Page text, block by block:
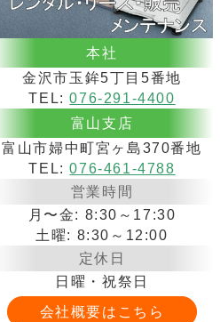
本社
金沢市玉鉾5丁目5番地
TEL:076-291-4400
富山支店
富山市婦中町宮ヶ島370番地
TEL:076-461-4788
営業時間
月〜金: 8:30～17:30
土曜: 8:30～12:00
定休日
日曜・祝祭日
会社概要はこちら